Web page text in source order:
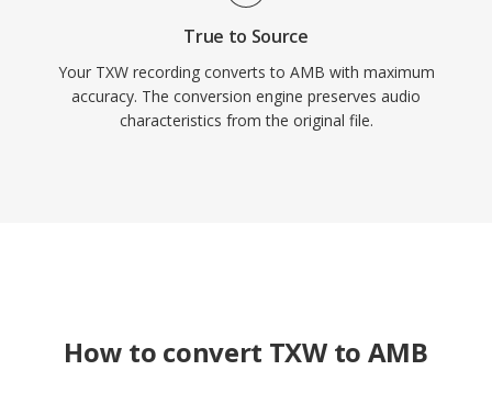
True to Source
Your TXW recording converts to AMB with maximum
accuracy. The conversion engine preserves audio
characteristics from the original file.
How to convert TXW to AMB